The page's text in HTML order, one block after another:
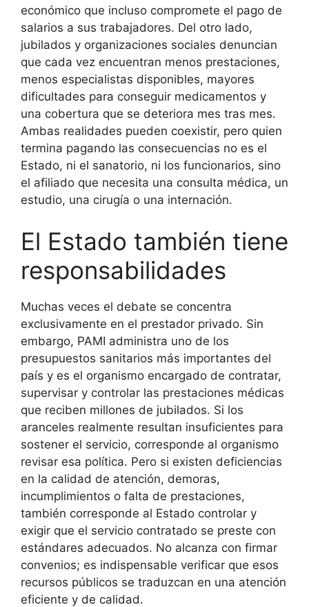
económico que incluso compromete el pago de
salarios a sus trabajadores. Del otro lado,
jubilados y organizaciones sociales denuncian
que cada vez encuentran menos prestaciones,
menos especialistas disponibles, mayores
dificultades para conseguir medicamentos y
una cobertura que se deteriora mes tras mes.
Ambas realidades pueden coexistir, pero quien
termina pagando las consecuencias no es el
Estado, ni el sanatorio, ni los funcionarios, sino
el afiliado que necesita una consulta médica, un
estudio, una cirugía o una internación.
El Estado también tiene
responsabilidades
Muchas veces el debate se concentra
exclusivamente en el prestador privado. Sin
embargo, PAMI administra uno de los
presupuestos sanitarios más importantes del
país y es el organismo encargado de contratar,
supervisar y controlar las prestaciones médicas
que reciben millones de jubilados. Si los
aranceles realmente resultan insuficientes para
sostener el servicio, corresponde al organismo
revisar esa política. Pero si existen deficiencias
en la calidad de atención, demoras,
incumplimientos o falta de prestaciones,
también corresponde al Estado controlar y
exigir que el servicio contratado se preste con
estándares adecuados. No alcanza con firmar
convenios; es indispensable verificar que esos
recursos públicos se traduzcan en una atención
eficiente y de calidad.